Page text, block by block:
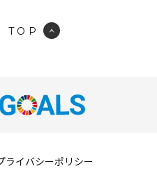
TOP
ライバシーポリシー